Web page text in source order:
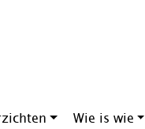
Wie is wie